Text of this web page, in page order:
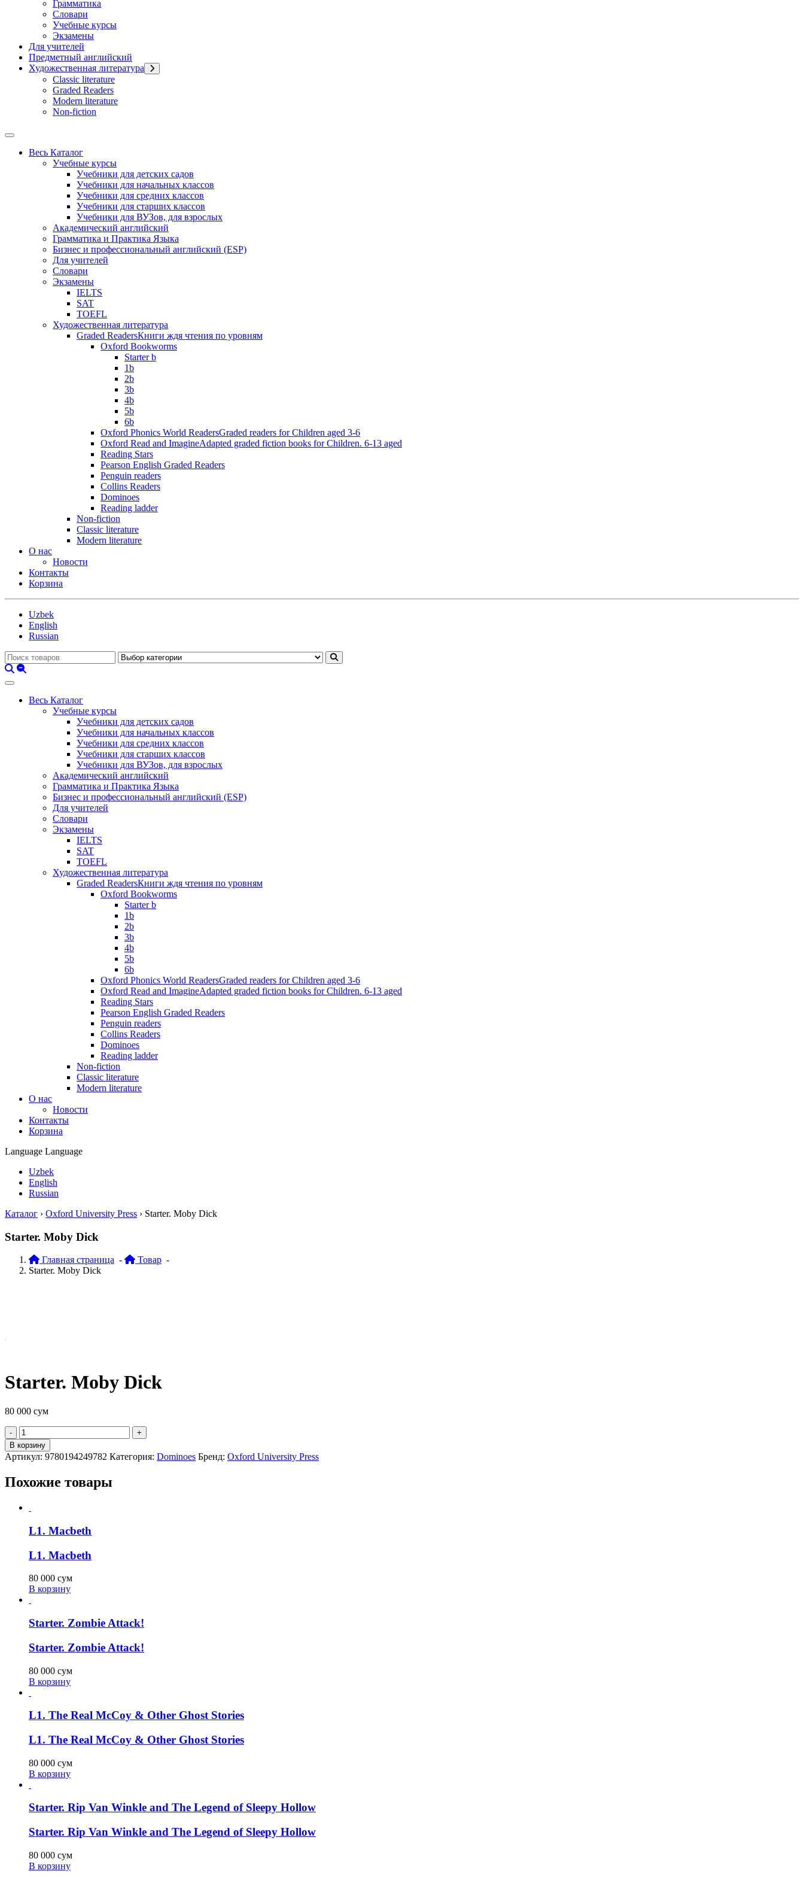
Грамматика
Словари
Учебные курсы
Экзамены
Для учителей
Предметный английский
Художественная литература
Classic literature
Graded Readers
Modern literature
Non-fiction
Весь Каталог
Учебные курсы
Учебники для детских садов
Учебники для начальных классов
Учебники для средних классов
Учебники для старших классов
Учебники для ВУЗов, для взрослых
Академический английский
Грамматика и Практика Языка
Бизнес и профессиональный английский (ESP)
Для учителей
Словари
Экзамены
IELTS
SAT
TOEFL
Художественная литература
Graded ReadersКниги ждя чтения по уровням
Oxford Bookworms
Starter b
1b
2b
3b
4b
5b
6b
Oxford Phonics World ReadersGraded readers for Children aged 3-6
Oxford Read and ImagineAdapted graded fiction books for Children. 6-13 aged
Reading Stars
Pearson English Graded Readers
Penguin readers
Collins Readers
Dominoes
Reading ladder
Non-fiction
Classic literature
Modern literature
О нас
Новости
Контакты
Корзина
Uzbek
English
Russian
Весь Каталог
Учебные курсы
Учебники для детских садов
Учебники для начальных классов
Учебники для средних классов
Учебники для старших классов
Учебники для ВУЗов, для взрослых
Академический английский
Грамматика и Практика Языка
Бизнес и профессиональный английский (ESP)
Для учителей
Словари
Экзамены
IELTS
SAT
TOEFL
Художественная литература
Graded ReadersКниги ждя чтения по уровням
Oxford Bookworms
Starter b
1b
2b
3b
4b
5b
6b
Oxford Phonics World ReadersGraded readers for Children aged 3-6
Oxford Read and ImagineAdapted graded fiction books for Children. 6-13 aged
Reading Stars
Pearson English Graded Readers
Penguin readers
Collins Readers
Dominoes
Reading ladder
Non-fiction
Classic literature
Modern literature
О нас
Новости
Контакты
Корзина
Language Language
Uzbek
English
Russian
Каталог › Oxford University Press › Starter. Moby Dick
Starter. Moby Dick
Главная страница - Товар -
Starter. Moby Dick
Starter. Moby Dick
80 000 сум
Quantity
В корзину
Артикул: 9780194249782 Категория: Dominoes Бренд: Oxford University Press
Похожие товары
L1. Macbeth
L1. Macbeth
80 000 сум
В корзину
Starter. Zombie Attack!
Starter. Zombie Attack!
80 000 сум
В корзину
L1. The Real McCoy & Other Ghost Stories
L1. The Real McCoy & Other Ghost Stories
80 000 сум
В корзину
Starter. Rip Van Winkle and The Legend of Sleepy Hollow
Starter. Rip Van Winkle and The Legend of Sleepy Hollow
80 000 сум
В корзину